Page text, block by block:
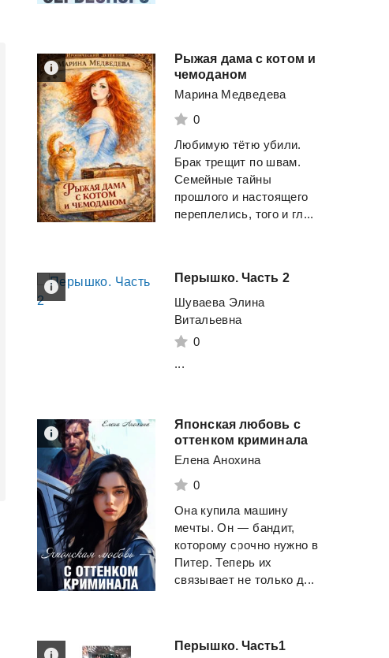
Рыжая дама с котом и
чемоданом
Марина Медведева
0
Любимую тëтю убили.
Брак трещит по швам.
Семейные тайны
прошлого и настоящего
переплелись, того и гл...
Перышко. Часть 2
Шуваева Элина
Витальевна
0
...
Японская любовь с
оттенком криминала
Елена Анохина
0
Она купила машину
мечты. Он — бандит,
которому срочно нужно в
Питер. Теперь их
связывает не только д...
Перышко. Часть1